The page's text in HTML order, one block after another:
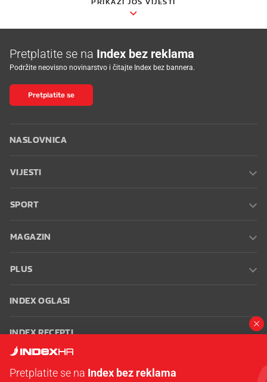
Pretplatite se na Index bez reklama
Podržite neovisno novinarstvo i čitajte Index bez bannera.
Pretplatite se
NASLOVNICA
VIJESTI
SPORT
MAGAZIN
PLUS
INDEX OGLASI
INDEX RECEPTI
Pretplatite se na Index bez reklama